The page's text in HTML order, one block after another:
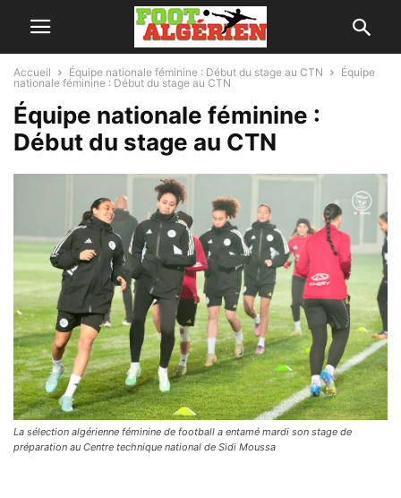
Accueil Équipe nationale féminine : Début du stage au CTN
Équipe
nationale féminine : Début du stage au CTN
Équipe nationale féminine :
Début du stage au CTN
La sélection algérienne féminine de football a entamé mardi son stage de
préparation au Centre technique national de Sidi Moussa